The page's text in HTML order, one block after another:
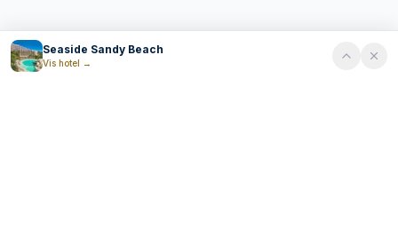
Seaside Sandy Beach
Vis hotel →